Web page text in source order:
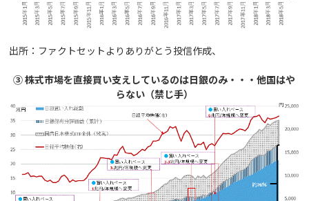
出所：ファクトセットよりありがとう投信作成、
③ 株式市場を直接買い支えしているのは日銀のみ・・・他国はや
らない（禁じ手）